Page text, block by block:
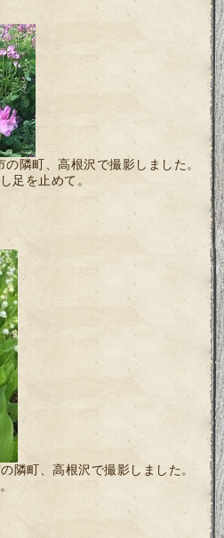
隣町、高根沢で撮影しました。
足を止めて。
隣町、高根沢で撮影しました。